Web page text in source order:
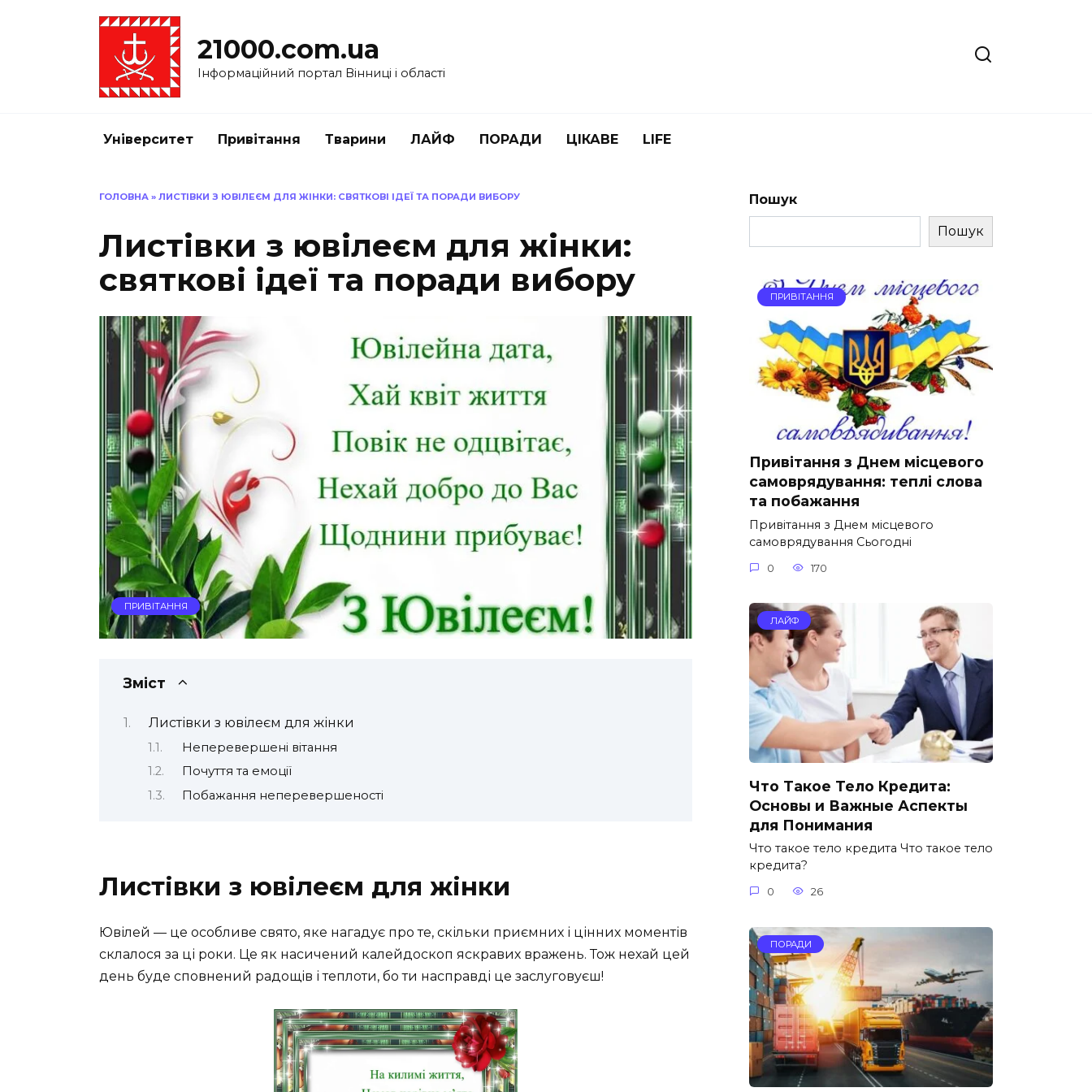
21000.com.ua
Інформаційний портал Вінниці і області
Університет Привітання Тварини ЛАЙФ ПОРАДИ ЦІКАВЕ LIFE
ГОЛОВНА » ЛИСТІВКИ З ЮВІЛЕЄМ ДЛЯ ЖІНКИ: СВЯТКОВІ ІДЕЇ ТА ПОРАДИ ВИБОРУ
Листівки з ювілеєм для жінки:
святкові ідеї та поради вибору
ПРИВІТАННЯ
Зміст
Листівки з ювілеєм для жінки
Неперевершені вітання
Почуття та емоції
Побажання неперевершеності
Листівки з ювілеєм для жінки
Ювілей — це особливе свято, яке нагадує про те, скільки приємних і цінних моментів
склалося за ці роки. Це як насичений калейдоскоп яскравих вражень. Тож нехай цей
день буде сповнений радощів і теплоти, бо ти насправді це заслуговуєш!
Пошук
Пошук
ПРИВІТАННЯ
Привітання з Днем місцевого
самоврядування: теплі слова
та побажання
Привітання з Днем місцевого
самоврядування Сьогодні
0 170
ЛАЙФ
Что Такое Тело Кредита:
Основы и Важные Аспекты
для Понимания
Что такое тело кредита Что такое тело
кредита?
0 26
ПОРАДИ